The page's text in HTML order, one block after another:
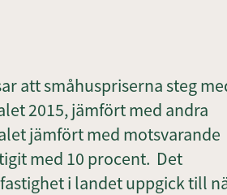
att småhuspriserna steg
2015, jämfört med andra
jämfört med motsvarande
med 10 procent. Det
i landet uppgick till